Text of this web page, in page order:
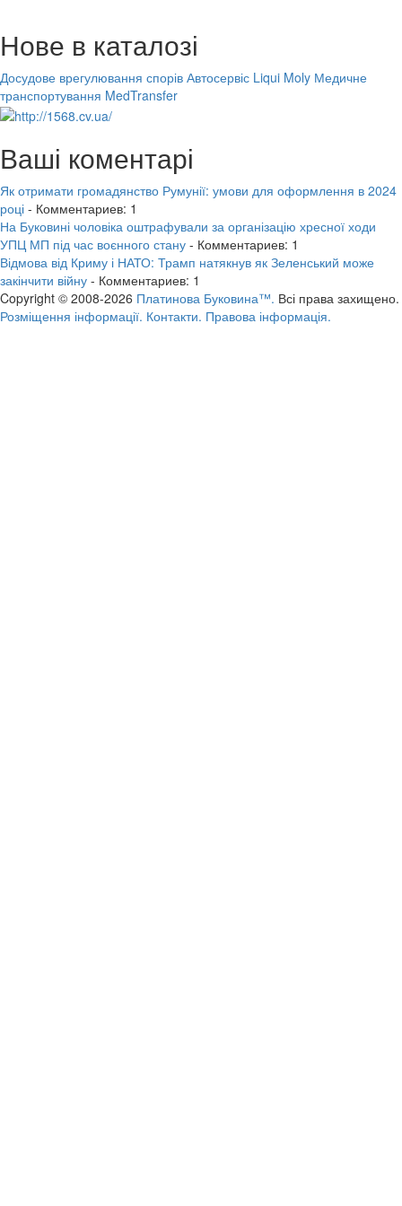
Нове в каталозі
Досудове врегулювання спорів Автосервіс Liqui Moly Медичне
транспортування MedTransfer
Ваші коментарі
Як отримати громадянство Румунії: умови для оформлення в 2024
році - Комментариев: 1
На Буковині чоловіка оштрафували за організацію хресної ходи
УПЦ МП під час воєнного стану - Комментариев: 1
Відмова від Криму і НАТО: Трамп натякнув як Зеленський може
закінчити війну - Комментариев: 1
Copyright © 2008-2026 Платинова Буковина™. Всі права захищено.
Розміщення інформації. Контакти. Правова інформація.